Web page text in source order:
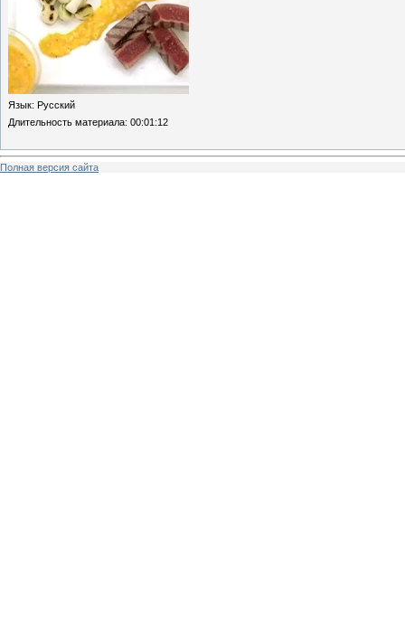
Язык: Русский
Длительность материала: 00:01:12
Полная версия сайта